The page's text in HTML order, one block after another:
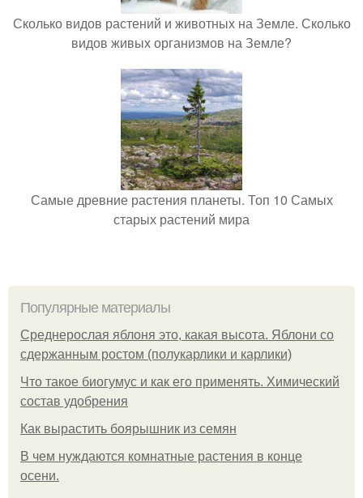
Сколько видов растений и животных на Земле. Сколько
видов живых организмов на Земле?
Самые древние растения планеты. Топ 10 Самых
старых растений мира
Популярные материалы
Среднерослая яблоня это, какая высота. Яблони со
сдержанным ростом (полукарлики и карлики)
Что такое биогумус и как его применять. Химический
состав удобрения
Как вырастить боярышник из семян
В чем нуждаются комнатные растения в конце
осени.